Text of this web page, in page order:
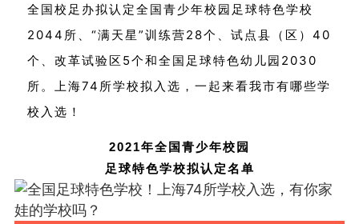
上海高考 初中英语
全国校足办拟认定全国青少年校园足球特色学校
2044所、“满天星”训练营28个、试点县（区）40
个、改革试验区5个和全国足球特色幼儿园2030
所。上海74所学校拟入选，一起来看我市有哪些学
校入选！
2021年全国青少年校园
足球特色学校拟认定名单